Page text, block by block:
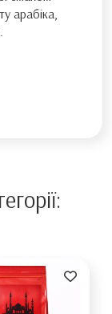
арабіка,